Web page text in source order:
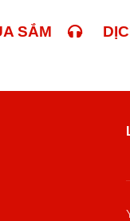
SẮM DỊCH